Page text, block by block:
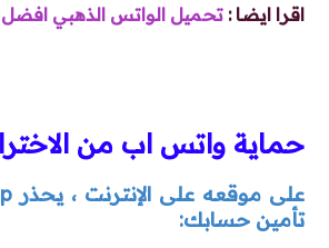
اقرا ايضا : تحميل الواتس الذهبي
حماية واتس اب من
تأمين حسابك: